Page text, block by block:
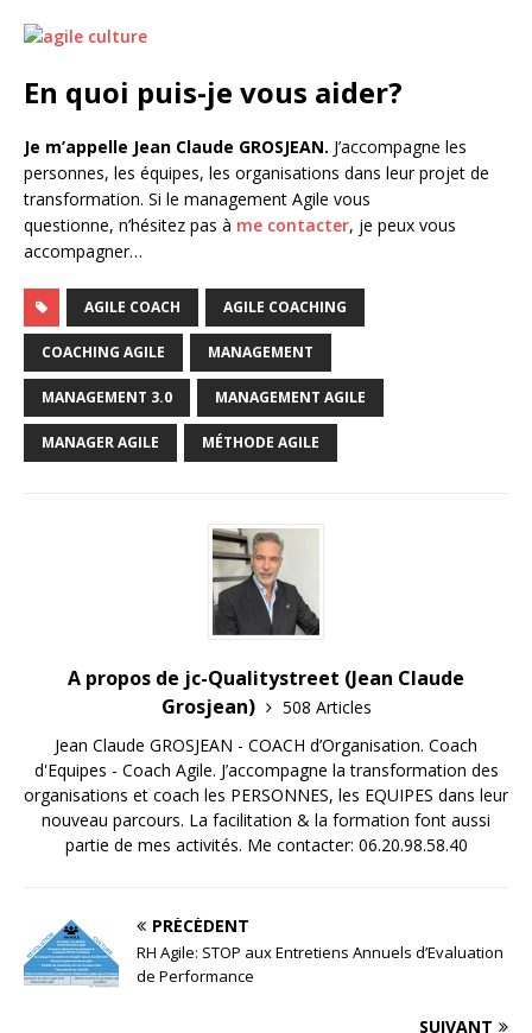
En quoi puis-je vous aider?
Je m’appelle Jean Claude GROSJEAN. J’accompagne les
personnes, les équipes, les organisations dans leur projet de
transformation. Si le management Agile vous
questionne, n’hésitez pas à me contacter, je peux vous
accompagner…
AGILE COACH AGILE COACHING
COACHING AGILE MANAGEMENT
MANAGEMENT 3.0 MANAGEMENT AGILE
MANAGER AGILE MÉTHODE AGILE
A propos de jc-Qualitystreet (Jean Claude
Grosjean)
508 Articles
Jean Claude GROSJEAN - COACH d’Organisation. Coach
d'Equipes - Coach Agile. J’accompagne la transformation des
organisations et coach les PERSONNES, les EQUIPES dans leur
nouveau parcours. La facilitation & la formation font aussi
partie de mes activités. Me contacter: 06.20.98.58.40
PRÉCÉDENT
RH Agile: STOP aux Entretiens Annuels d’Evaluation
de Performance
SUIVANT